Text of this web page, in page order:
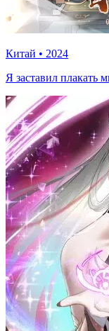
Китай • 2024
Я заставил плакать